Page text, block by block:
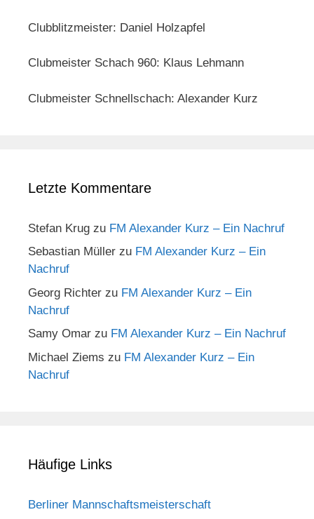
Clubblitzmeister: Daniel Holzapfel
Clubmeister Schach 960: Klaus Lehmann
Clubmeister Schnellschach: Alexander Kurz
Letzte Kommentare
Stefan Krug zu FM Alexander Kurz – Ein Nachruf
Sebastian Müller zu FM Alexander Kurz – Ein
Nachruf
Georg Richter zu FM Alexander Kurz – Ein
Nachruf
Samy Omar zu FM Alexander Kurz – Ein Nachruf
Michael Ziems zu FM Alexander Kurz – Ein
Nachruf
Häufige Links
Berliner Mannschaftsmeisterschaft